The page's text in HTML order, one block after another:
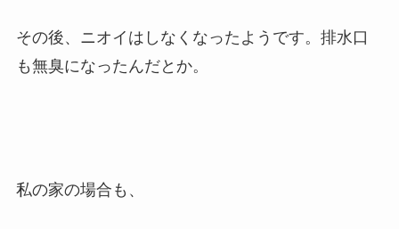
その後、ニオイはしなくなったようです。排水口
も無臭になったんだとか。
私の家の場合も、